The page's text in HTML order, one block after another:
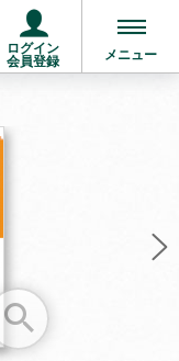
ログイン
会員登録
メニュー